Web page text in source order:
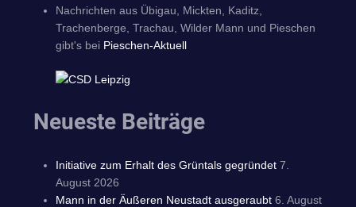
Nachrichten aus Übigau, Mickten, Kaditz,
Trachenberge, Trachau, Wilder Mann und Pieschen
gibt's bei Pieschen-Aktuell
Neueste Beiträge
Initiative zum Erhalt des Grüntals gegründet 7.
August 2026
Mann in der Äußeren Neustadt ausgeraubt 6. August